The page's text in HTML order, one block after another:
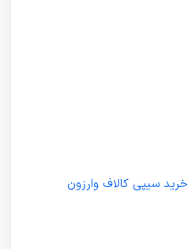
خرید سیپی کالاف وارزون